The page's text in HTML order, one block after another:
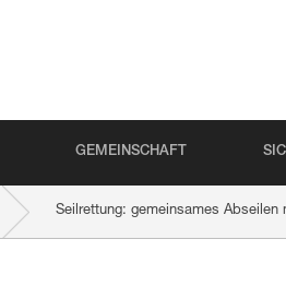
GEMEINSCHAFT
Seilrettung: gemeinsames Abseilen